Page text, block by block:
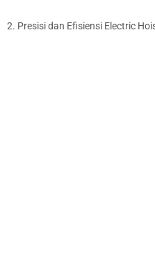
2. Presisi dan Efisiensi Electric